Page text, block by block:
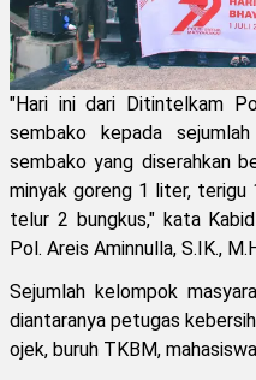
"Hari ini dari Ditintelkam
sembako kepada
sembako yang diserahkan
minyak goreng 1 liter,
telur 2 bungkus," kata
Pol. Areis Aminnulla, S.IK.,
Sejumlah kelompok
diantaranya petugas
ojek, buruh TKBM,